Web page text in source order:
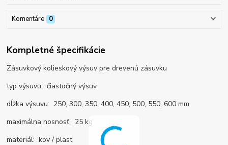
Komentáre 0
Kompletné špecifikácie
Zásuvkový kolieskový výsuv pre drevenú zásuvku
typ výsuvu: čiastočný výsuv
dĺžka výsuvu: 250, 300, 350, 400, 450, 500, 550, 600 mm
maximálna nosnosť: 25 kg
materiál: kov / plast